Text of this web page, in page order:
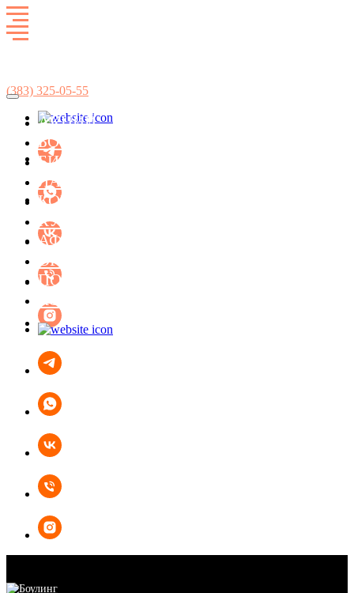
(383) 325-05-55
АКЦИИ
БОУЛИНГ
БИЛЬЯРД
ЛАЗЕРТАГ
КОНЦЕРТ-ХОЛЛ ФАСОЛЬ
КУХНЯ
АФИША МЕРОПРИЯТИЙ
ОРГАНИЗАЦИЯ ПРАЗДНИКОВ
ПОДАРОЧНЫЕ СЕРТИФИКАТЫ
КОНТАКТЫ
БИЛЬЯРД
ЛАЗЕРТАГ
БОУЛИНГ
КАРАОКЕ
АФИША
АКЦИИ
ОРГАНИЗАЦИЯ ПРАЗДНИКОВ
ПОДАРОЧНЫЕ СЕРТИФИКАТЫ